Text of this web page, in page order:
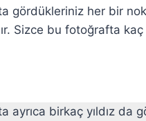
gördükleriniz her bir
Sizce bu fotoğrafta kaç
ayrıca birkaç yıldız da